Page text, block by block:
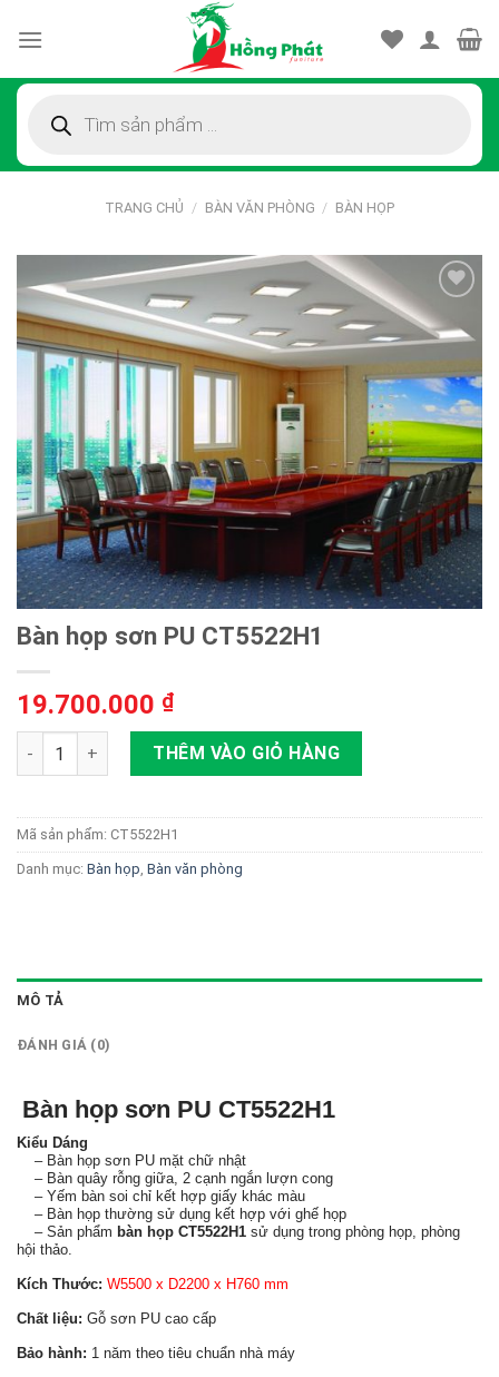
kiếm
TRANG CHỦ / BÀN VĂN PHÒNG / BÀN HỌP
Thêm
vào
sản
phẩm
yêu
thích
Bàn họp sơn PU CT5522H1
19.700.000 ₫
Bàn họp sơn PU CT5522H1 số lượng
THÊM VÀO GIỎ HÀNG
Mã sản phẩm: CT5522H1
Danh mục: Bàn họp Bàn văn phòng
MÔ TẢ
ĐÁNH GIÁ (0)
Bàn họp sơn PU CT5522H1
Kiểu Dáng
– Bàn họp sơn PU mặt chữ nhật
– Bàn quây rỗng giữa, 2 cạnh ngắn lượn cong
– Yếm bàn soi chỉ kết hợp giấy khác màu
– Bàn họp thường sử dụng kết hợp với ghế họp
– Sản phẩm bàn họp CT5522H1 sử dụng trong phòng họp, phòng
hội thảo.
Kích Thước: W5500 x D2200 x H760 mm
Chất liệu: Gỗ sơn PU cao cấp
Bảo hành: 1 năm theo tiêu chuẩn nhà máy